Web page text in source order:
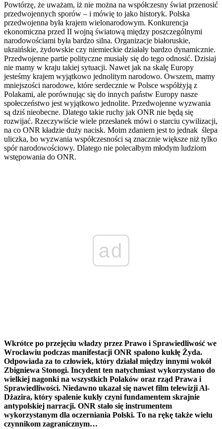
Powtórzę, że uważam, iż nie można na współczesny świat przenosić
przedwojennych sporów – i mówię to jako historyk. Polska
przedwojenna była krajem wielonarodowym. Konkurencja
ekonomiczna przed II wojną światową między poszczególnymi
narodowościami była bardzo silna. Organizacje białoruskie,
ukraińskie, żydowskie czy niemieckie działały bardzo dynamicznie.
Przedwojenne partie polityczne musiały się do tego odnosić. Dzisiaj
nie mamy w kraju takiej sytuacji. Nawet jak na skalę Europy
jesteśmy krajem wyjątkowo jednolitym narodowo. Owszem, mamy
mniejszości narodowe, które serdecznie w Polsce współżyją z
Polakami, ale porównując się do innych państw Europy nasze
społeczeństwo jest wyjątkowo jednolite. Przedwojenne wyzwania
są dziś nieobecne. Dlatego takie ruchy jak ONR nie będą się
rozwijać. Rzeczywiście wiele przesłanek mówi o starciu cywilizacji,
na co ONR kładzie duży nacisk. Moim zdaniem jest to jednak ślepa
uliczka, bo wyzwania współczesności są znacznie większe niż tylko
spór narodowościowy. Dlatego nie polecałbym młodym ludziom
wstępowania do ONR.
ad
Wkrótce po przejęciu władzy przez Prawo i Sprawiedliwość we
Wrocławiu podczas manifestacji ONR spalono kukłę Żyda.
Odpowiada za to człowiek, który działał między innymi wokół
Zbigniewa Stonogi. Incydent ten natychmiast wykorzystano do
wielkiej nagonki na wszystkich Polaków oraz rząd Prawa i
Sprawiedliwości. Niedawno ukazał się nawet film telewizji Al-
Dżazira, który spalenie kukły czyni fundamentem skrajnie
antypolskiej narracji. ONR stało się instrumentem
wykorzystanym dla oczerniania Polski. To na rękę także wielu
czynnikom zagranicznym…